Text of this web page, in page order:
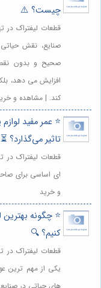
چیست؟ ⚠️
قطعات لیفتراک در
صنایع، نقش حیاتی
صحیح و بدون نقص
افزایش می دهد،
کند. | مشاهده و
⭐️ عمر مفید
تاثیر می‌گذارد؟ ⏳
قطعات لیفتراک در
ای اساسی برای
و خرید
⭐️ چگونه بهترین
کنیم؟ 🔍
قطعات لیفتراک در
یکی از مهم ترین